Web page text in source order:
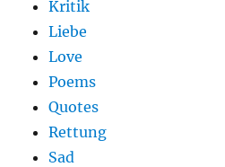
Kritik
Liebe
Love
Poems
Quotes
Rettung
Sad